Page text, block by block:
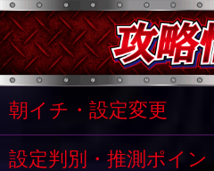
朝イチ・設定変更
設定判別・推測ポイン